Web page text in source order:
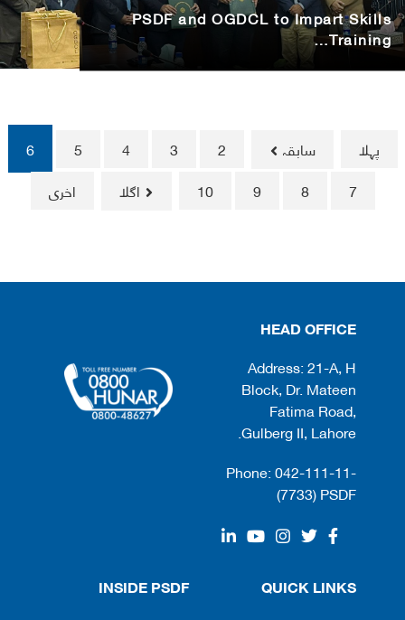
PSDF and OGDCL to Impart Skills
Training…
پہلا سابقہ 2
3
4
5
6
7
8
9
10 اگلا اخری
HEAD OFFICE
Address: 21-A, H
Block, Dr. Mateen
Fatima Road,
Gulberg II, Lahore.
Phone: 042-111-11-
(7733) PSDF
QUICK LINKS
INSIDE PSDF